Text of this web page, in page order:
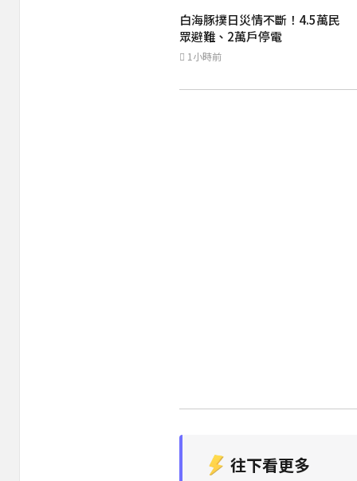
白海豚撲日災情不斷！4.5萬民
眾避難、2萬戶停電
1小時前
往下看更多